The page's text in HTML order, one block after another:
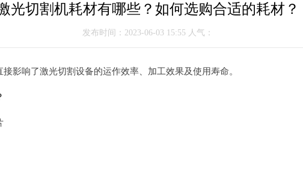
光切割机耗材有哪些？如何选购合适的耗材？
发布时间：2023-06-03 15:55 人气：
影响了激光切割设备的运作效率、加工效果及使用寿命。